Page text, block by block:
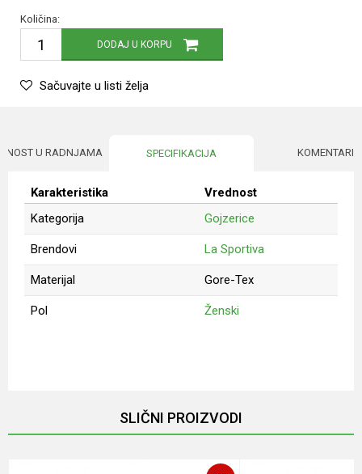
Količina:
DODAJ U KORPU
Sačuvajte u listi želja
U RADNJAMA SPECIFIKACIJA KOMENTARI
Karakteristika
Vrednost
Kategorija
Gojzerice
Brendovi La Sportiva
Materijal Gore-Tex
Pol Ženski
SLIČNI PROIZVODI